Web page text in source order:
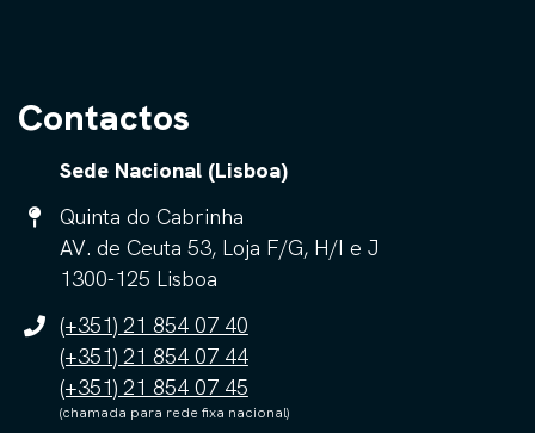
Contactos
Sede Nacional (Lisboa)
Quinta do Cabrinha
AV. de Ceuta 53, Loja F/G, H/I e J
1300-125 Lisboa
(+351) 21 854 07 40
(+351) 21 854 07 44
(+351) 21 854 07 45
(chamada para rede fixa nacional)